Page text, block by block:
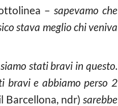
– sapevamo che
stava meglio chi veniva
stati bravi in questo.
bravi e abbiamo perso 2
Barcellona, ndr) sarebbe